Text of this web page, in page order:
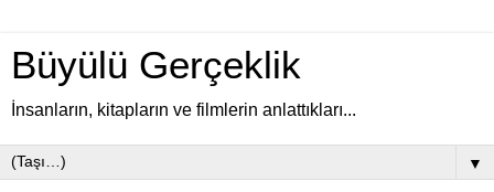
Büyülü Gerçeklik
İnsanların, kitapların ve filmlerin anlattıkları...
▼